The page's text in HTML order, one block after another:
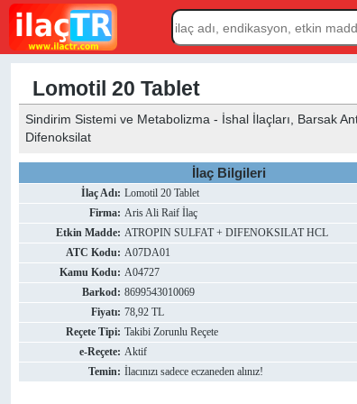
Lomotil 20 Tablet
Sindirim Sistemi ve Metabolizma - İshal İlaçları, Barsak
Difenoksilat
İlaç Bilgileri
İlaç Adı: Lomotil 20 Tablet
Firma: Aris Ali Raif İlaç
Etkin Madde: ATROPIN SULFAT + DIFENOKSILAT HCL
ATC Kodu: A07DA01
Kamu Kodu: A04727
Barkod: 8699543010069
Fiyatı: 78,92 TL
Reçete Tipi: Takibi Zorunlu Reçete
e-Reçete: Aktif
Temin: İlacınızı sadece eczaneden alınız!